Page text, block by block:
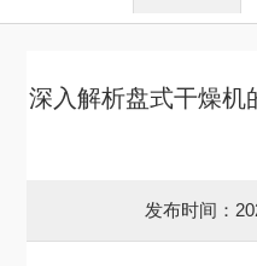
深入解析盘式干燥机
发布时间：